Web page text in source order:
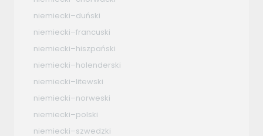
niemiecki–duński
niemiecki–francuski
niemiecki–hiszpański
niemiecki–holenderski
niemiecki–litewski
niemiecki–norweski
niemiecki–polski
niemiecki–szwedzki